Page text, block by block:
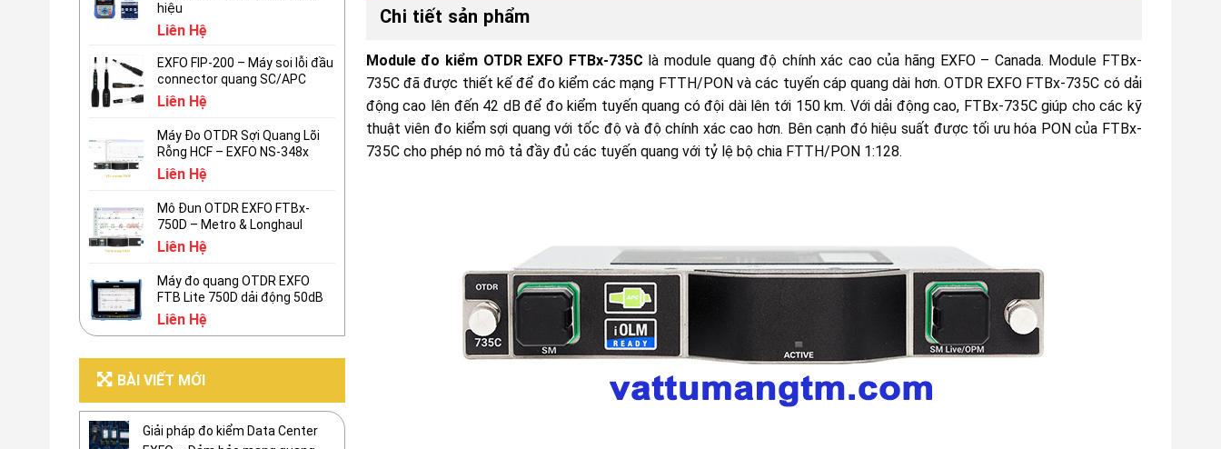
Chi tiết sản phẩm
Module đo kiểm OTDR EXFO FTBx-735C là module quang độ chính xác cao của hãng EXFO – Canada. Module FTBx-
735C đã được thiết kế để đo kiểm các mạng FTTH/PON và các tuyến cáp quang dài hơn. OTDR EXFO FTBx-735C có dải
động cao lên đến 42 dB để đo kiểm tuyến quang có đội dài lên tới 150 km. Với dải động cao, FTBx-735C giúp cho các kỹ
thuật viên đo kiểm sợi quang với tốc độ và độ chính xác cao hơn. Bên cạnh đó hiệu suất được tối ưu hóa PON của FTBx-
735C cho phép nó mô tả đầy đủ các tuyến quang với tỷ lệ bộ chia FTTH/PON 1:128.
hiệu
Liên Hệ
EXFO FIP-200 – Máy soi lỗi đầu
connector quang SC/APC
Liên Hệ
Máy Đo OTDR Sợi Quang Lõi
Rỗng HCF – EXFO NS-348x
Liên Hệ
Mô Đun OTDR EXFO FTBx-
750D – Metro & Longhaul
Liên Hệ
Máy đo quang OTDR EXFO
FTB Lite 750D dải động 50dB
Liên Hệ
BÀI VIẾT MỚI
Giải pháp đo kiểm Data Center